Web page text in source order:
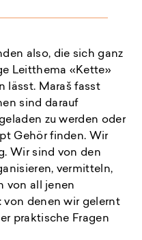
also, die sich ganz
Leitthema «Kette»
lässt. Maraš fasst
sind darauf
zu werden oder
Gehör finden. Wir
Wir sind von den
vermitteln,
von all jenen
von denen wir gelernt
praktische Fragen